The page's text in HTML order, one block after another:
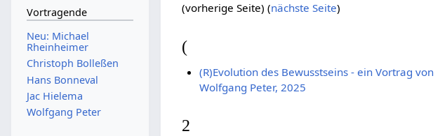
(vorherige Seite) (nächste Seite)
(
(R)Evolution des Bewusstseins - ein Vortrag von
Wolfgang Peter, 2025
2
Vortragende
Neu: Michael
Rheinheimer
Christoph Bolleßen
Hans Bonneval
Jac Hielema
Wolfgang Peter